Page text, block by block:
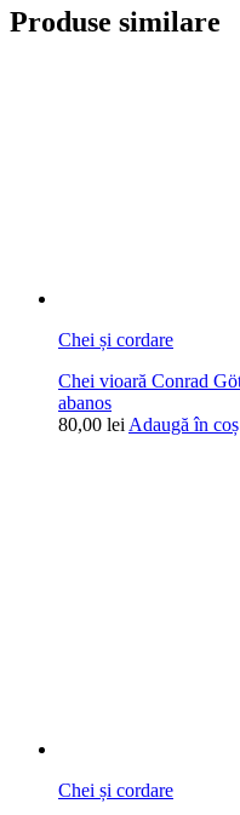
Produse similare
Chei și cordare
Chei vioară Conrad
abanos
80,00 lei Adaugă în coș
Chei și cordare